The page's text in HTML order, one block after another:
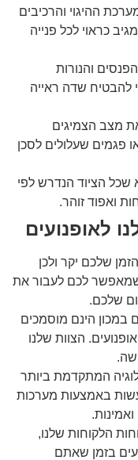
ההיגוי והרכיבים
כראוי לכל פנייה
והנורות
להבטיח שדה ראייה
מצב הצמיגים
פגמים שעלולים לסכן
שכל הציוד הנדרש לפי
ואפוד זוהר.
לאופנועים
שלכם יקר ולכן
שמאפשר לכם לעבור את
שלכם.
במכון הינם מוסמכים
הצוות שלנו
המתקדמת ביותר
באמצעות מערכות
הלקוחות שלנו,
בזמן שאתם